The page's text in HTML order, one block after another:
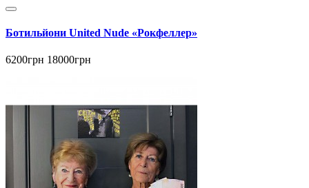
Ботильйони United Nude «Рокфеллер»
6200грн 18000грн